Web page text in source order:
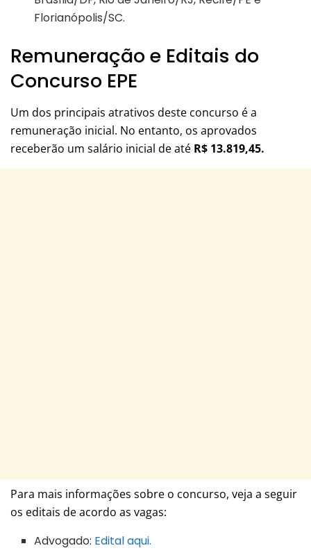
Florianópolis/SC.
Remuneração e Editais do
Concurso EPE
Um dos principais atrativos deste concurso é a
remuneração inicial. No entanto, os aprovados
receberão um salário inicial de até R$ 13.819,45.
Para mais informações sobre o concurso, veja a seguir
os editais de acordo as vagas:
Advogado: Edital aqui.